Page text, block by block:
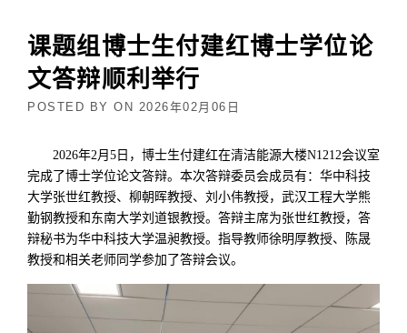
课题组博士生付建红博士学位论
文答辩顺利举行
POSTED BY ON 2026年02月06日
2026年2月 5 日，博士生付建红在清洁能源大楼N1212会议室
完成了博士学位论文答辩。本次答辩委员会成员有：华中科技
大学张世红教授、柳朝晖教授、刘小伟教授，武汉工程大学熊
勤钢教授和东南大学刘道银教授。答辩主席为张世红教授，答
辩秘书为华中科技大学温昶教授。指导教师徐明厚教授、陈晟
教授和相关老师同学参加了答辩会议。